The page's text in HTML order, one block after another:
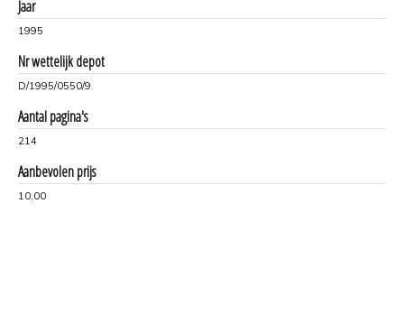
Jaar
1995
Nr wettelijk depot
D/1995/0550/9
Aantal pagina's
214
Aanbevolen prijs
10,00